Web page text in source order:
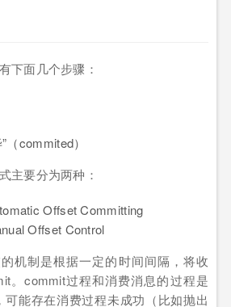
下面几个步骤：
（commited）
主要分为两种：
Offset Committing
Offset Control
机制是根据一定的时间间隔，将收
。commit过程和消费消息的过程是
能存在消费过程未成功（比如抛出